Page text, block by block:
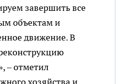
завершить все
объектам и
движение. В
– отметил